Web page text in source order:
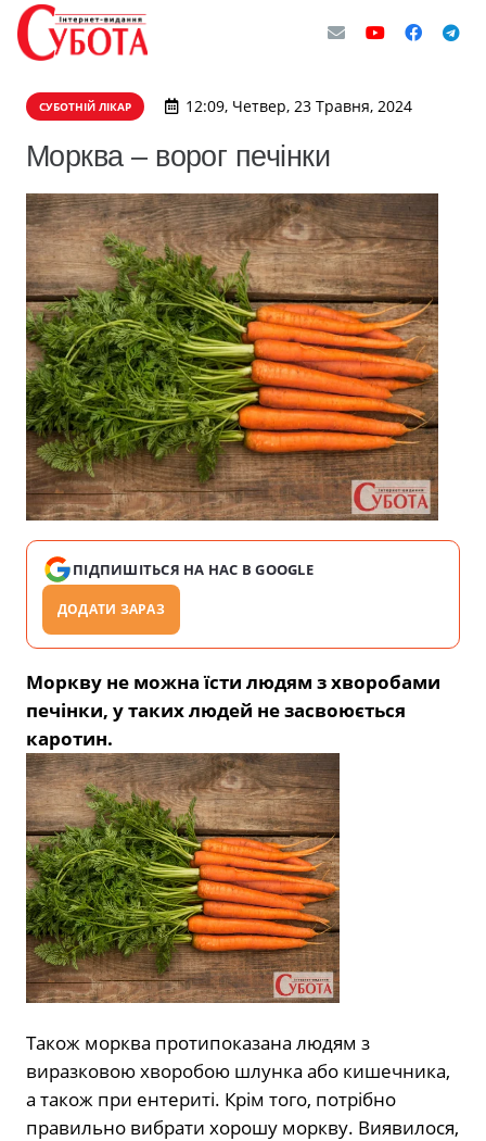
СУБОТНІЙ ЛІКАР 12:09, Четвер, 23 Травня, 2024
Морква – ворог печінки
ПІДПИШІТЬСЯ НА НАС В GOOGLE
ДОДАТИ ЗАРАЗ
Моркву не можна їсти людям з хворобами
печінки, у таких людей не засвоюється
каротин.
Також морква протипоказана людям з
виразковою хворобою шлунка або кишечника,
а також при ентериті. Крім того, потрібно
правильно вибрати хорошу моркву. Виявилося,